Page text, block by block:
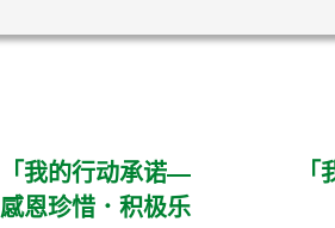
「我的行动承诺—
感恩珍惜．积极乐
「